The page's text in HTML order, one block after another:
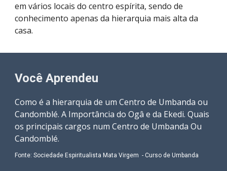
em vários locais do centro espírita, sendo de
conhecimento apenas da hierarquia mais alta da
casa.
Você Aprendeu
Como é a hierarquia de um Centro de Umbanda ou
Candomblé. A Importância do Ogâ e da Ekedi. Quais
os principais cargos num Centro de Umbanda Ou
Candomblé.
Fonte: Sociedade Espiritualista Mata Virgem  - Curso de Umbanda